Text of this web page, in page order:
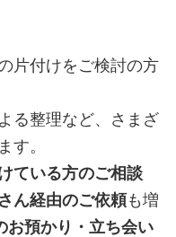
片付けをご検討の方
る整理など、さまざ
す。
ている方のご相談
ん経由のご依頼も増
お預かり・立ち会い